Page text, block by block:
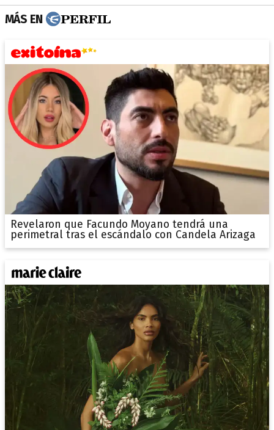
MÁS EN
Revelaron que Facundo Moyano tendrá una
perimetral tras el escándalo con Candela Arizaga